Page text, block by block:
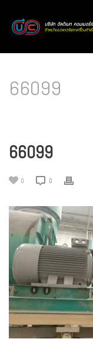
66099
66099
0 0